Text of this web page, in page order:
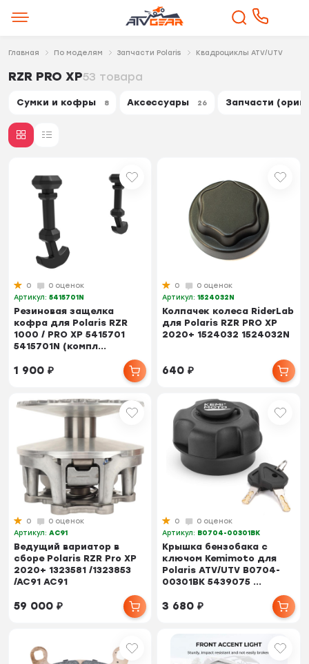
Главная По моделям Запчасти Polaris Квадроциклы ATV/UTV
RZR PRO XP53 товара
Сумки и кофры 8 Аксессуары 26 Запчасти
0
0 оценок
Артикул:5415701N
Резиновая защелка
кофра для Polaris RZR
1000 / PRO XP 5415701
5415701N (компл...
1 900₽
0
0 оценок
Артикул:1524032N
Колпачек колеса RiderLab
для Polaris RZR PRO XP
2020+ 1524032 1524032N
640₽
0
0 оценок
Артикул:AC91
Ведущий вариатор в
сборе Polaris RZR Pro XP
2020+ 1323581 /1323853
/AC91 AC91
59 000₽
0
0 оценок
Артикул: B0704-00301BK
Крышка бензобака с
ключом Kemimoto для
Polaris ATV/UTV B0704-
00301BK 5439075 ...
3 680₽